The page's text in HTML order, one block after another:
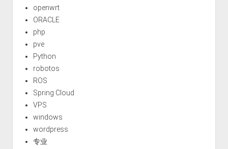
openwrt
ORACLE
php
pve
Python
robotos
ROS
Spring Cloud
VPS
windows
wordpress
专业